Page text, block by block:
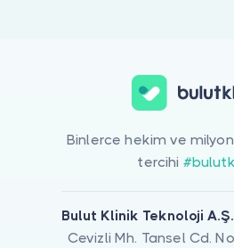
Binlerce hekim ve
tercihi
Bulut Klinik Teknoloji A.Ş.
Cevizli Mh. Tansel Cd.